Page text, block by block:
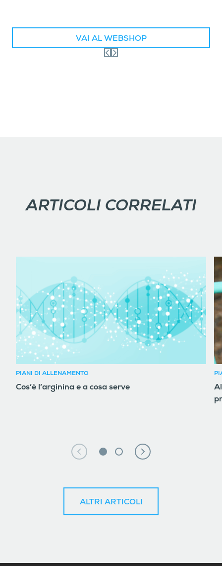
VAI AL WEBSHOP
ARTICOLI CORRELATI
PIANI DI ALLENAMENTO
Cos’è l’arginina e a cosa serve
ALTRI ARTICOLI